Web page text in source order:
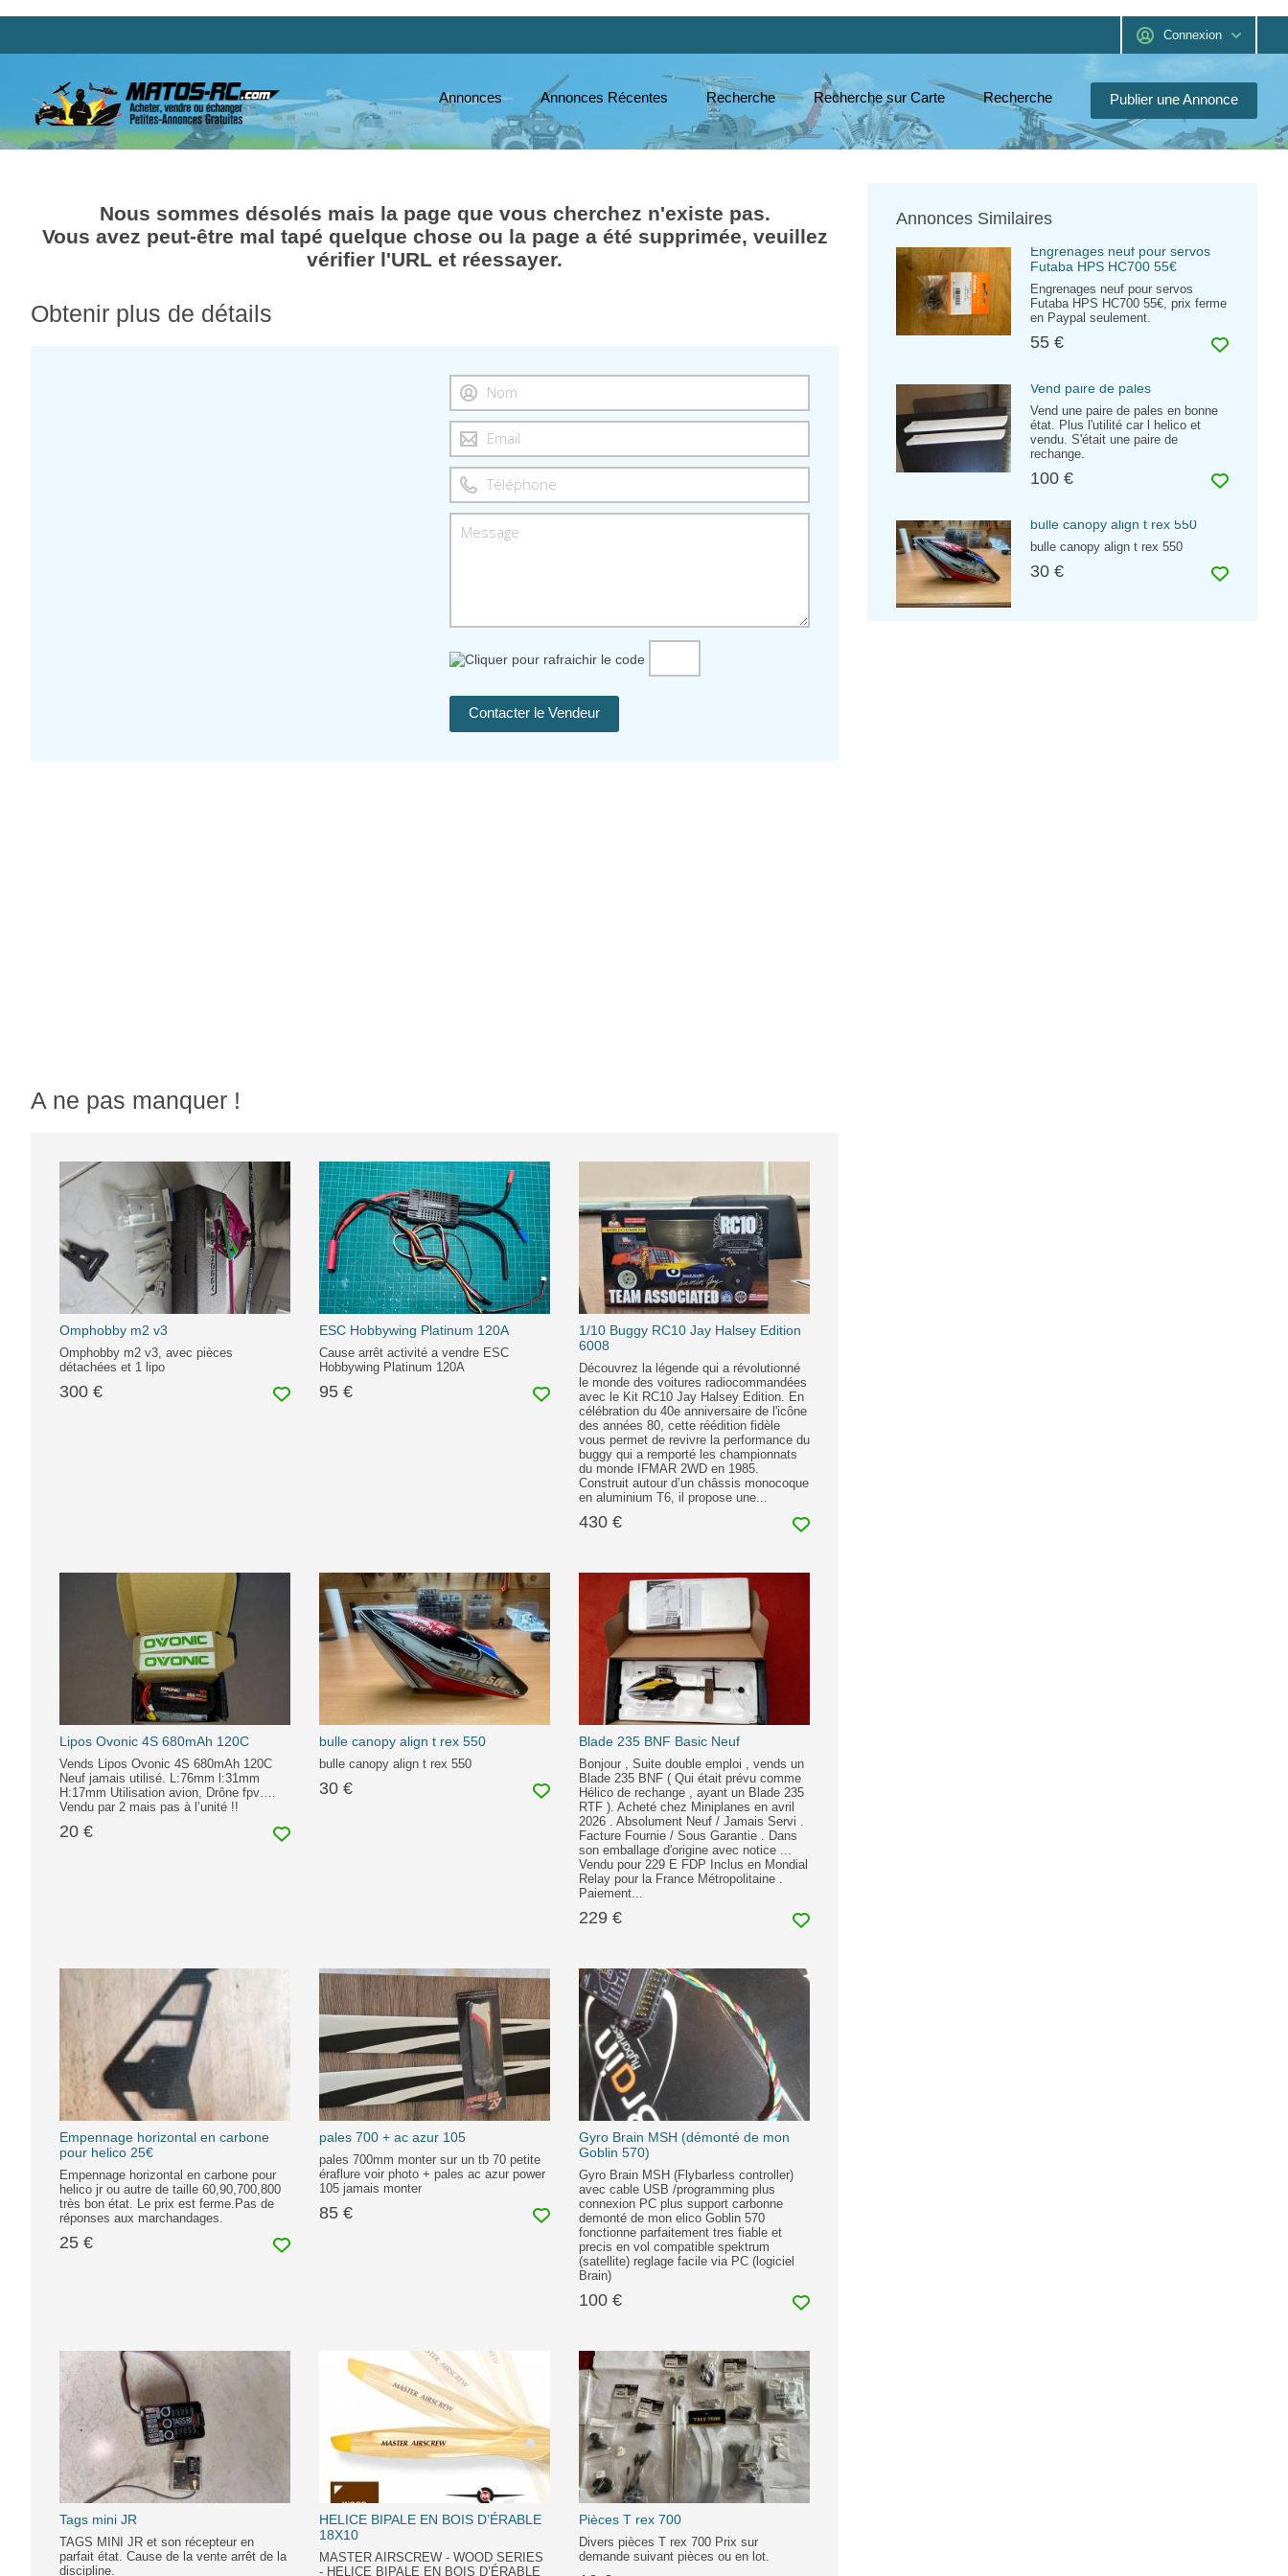
Connexion
Publier une Annonce
Annonces Annonces Récentes Recherche Recherche sur Carte Recherche
Annonces Similaires
Engrenages neuf pour servos
Futaba HPS HC700 55€
Engrenages neuf pour servos
Futaba HPS HC700 55€, prix ferme
en Paypal seulement.
55 €
Vend paire de pales
Vend une paire de pales en bonne
état. Plus l'utilité car l helico et
vendu. S'était une paire de
rechange.
100 €
bulle canopy align t rex 550
bulle canopy align t rex 550
30 €
Nous sommes désolés mais la page que vous cherchez n'existe pas.
Vous avez peut-être mal tapé quelque chose ou la page a été supprimée, veuillez
vérifier l'URL et réessayer.
Obtenir plus de détails
A ne pas manquer !
Omphobby m2 v3
Omphobby m2 v3, avec pièces
détachées et 1 lipo
300 €
ESC Hobbywing Platinum 120A
Cause arrêt activité a vendre ESC
Hobbywing Platinum 120A
95 €
1/10 Buggy RC10 Jay Halsey Edition
6008
Découvrez la légende qui a révolutionné
le monde des voitures radiocommandées
avec le Kit RC10 Jay Halsey Edition. En
célébration du 40e anniversaire de l'icône
des années 80, cette réédition fidèle
vous permet de revivre la performance du
buggy qui a remporté les championnats
du monde IFMAR 2WD en 1985.
Construit autour d’un châssis monocoque
en aluminium T6, il propose une...
430 €
Lipos Ovonic 4S 680mAh 120C
Vends Lipos Ovonic 4S 680mAh 120C
Neuf jamais utilisé. L:76mm l:31mm
H:17mm Utilisation avion, Drône fpv….
Vendu par 2 mais pas à l’unité !!
20 €
bulle canopy align t rex 550
bulle canopy align t rex 550
30 €
Blade 235 BNF Basic Neuf
Bonjour , Suite double emploi , vends un
Blade 235 BNF ( Qui était prévu comme
Hélico de rechange , ayant un Blade 235
RTF ). Acheté chez Miniplanes en avril
2026 . Absolument Neuf / Jamais Servi .
Facture Fournie / Sous Garantie . Dans
son emballage d'origine avec notice ...
Vendu pour 229 E FDP Inclus en Mondial
Relay pour la France Métropolitaine .
Paiement...
229 €
Empennage horizontal en carbone
pour helico 25€
Empennage horizontal en carbone pour
helico jr ou autre de taille 60,90,700,800
très bon état. Le prix est ferme.Pas de
réponses aux marchandages.
25 €
pales 700 + ac azur 105
pales 700mm monter sur un tb 70 petite
éraflure voir photo + pales ac azur power
105 jamais monter
85 €
Gyro Brain MSH (démonté de mon
Goblin 570)
Gyro Brain MSH (Flybarless controller)
avec cable USB /programming plus
connexion PC plus support carbonne
demonté de mon elico Goblin 570
fonctionne parfaitement tres fiable et
precis en vol compatible spektrum
(satellite) reglage facile via PC (logiciel
Brain)
100 €
Tags mini JR
TAGS MINI JR et son récepteur en
parfait état. Cause de la vente arrêt de la
discipline.
HELICE BIPALE EN BOIS D’ÉRABLE
18X10
MASTER AIRSCREW - WOOD SERIES
- HELICE BIPALE EN BOIS D’ÉRABLE
Pièces T rex 700
Divers pièces T rex 700 Prix sur
demande suivant pièces ou en lot.